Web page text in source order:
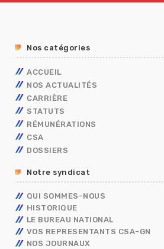
Nos catégories
ACCUEIL
NOS ACTUALITÉS
CARRIÈRE
AVANCEMENT
TECHNIQUES
OUVRIER DE L’ETAT
MOBILITÉ
CAP
CONCOURS/EXAMENS
STATUTS
FONCTIONNAIRES
ADMINISTRATIFS
OUVRIER DE L’ETAT
CONTRACTUELS
ASSISTANT DE SERVICE SOCIAL
RÉMUNÉRATIONS
CALENDRIER DE PAYE
GRILLES INDICIAIRES
PRIMES
ISS
CSA
GENDARMERIE
DOSSIERS
ELECTIONS PRO 2026
CONGÉS
DIALOGUE SOCIAL
ENTRETIEN PROFESSIONNEL
Notre syndicat
QUI SOMMES-NOUS
HISTORIQUE
LE BUREAU NATIONAL
VOS REPRESENTANTS CSA-GN
NOS JOURNAUX